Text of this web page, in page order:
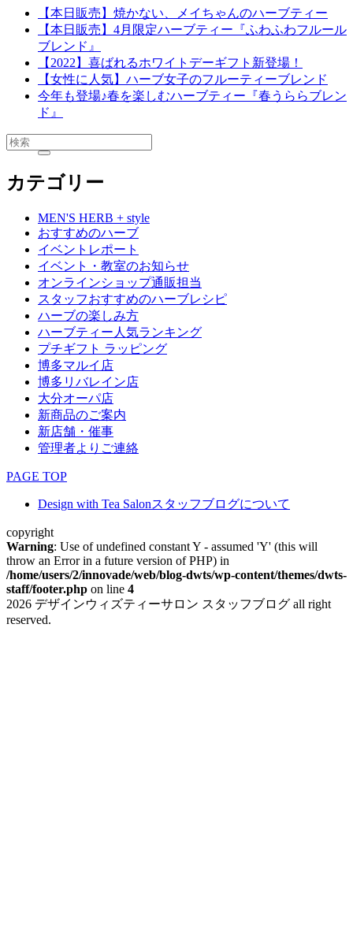
【本日販売】焼かない、メイちゃんのハーブティー
【本日販売】4月限定ハーブティー『ふわふわフルール
ブレンド』
【2022】喜ばれるホワイトデーギフト新登場！
【女性に人気】ハーブ女子のフルーティーブレンド
今年も登場♪春を楽しむハーブティー『春うららブレン
ド』
カテゴリー
MEN'S HERB + style
おすすめのハーブ
イベントレポート
イベント・教室のお知らせ
オンラインショップ通販担当
スタッフおすすめのハーブレシピ
ハーブの楽しみ方
ハーブティー人気ランキング
プチギフト ラッピング
博多マルイ店
博多リバレイン店
大分オーパ店
新商品のご案内
新店舗・催事
管理者よりご連絡
PAGE TOP
Design with Tea Salonスタッフブログについて
copyright
Warning: Use of undefined constant Y - assumed 'Y' (this will
throw an Error in a future version of PHP) in
/home/users/2/innovade/web/blog-dwts/wp-content/themes/dwts-
staff/footer.php on line 4
2026 デザインウィズティーサロン スタッフブログ all right
reserved.